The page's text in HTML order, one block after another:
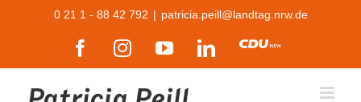
0 21 1 - 88 42 792 | patricia.peill@landtag.nrw.de
FacebookInstagramYouTubeLinkedIn
CDU